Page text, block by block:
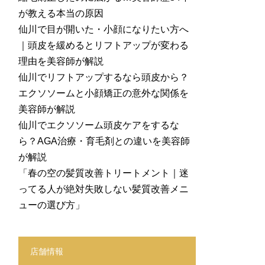
が教える本当の原因
仙川で目が開いた・小顔になりたい方へ
｜頭皮を緩めるとリフトアップが変わる
理由を美容師が解説
仙川でリフトアップするなら頭皮から？
エクソソームと小顔矯正の意外な関係を
美容師が解説
仙川でエクソソーム頭皮ケアをするな
ら？AGA治療・育毛剤との違いを美容師
が解説
「春の空の髪質改善トリートメント｜迷
ってる人が絶対失敗しない髪質改善メニ
ューの選び方」
店舗情報